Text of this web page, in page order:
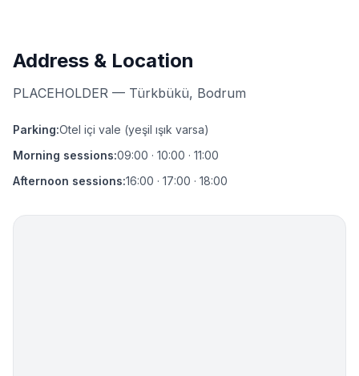
Address & Location
PLACEHOLDER — Türkbükü, Bodrum
Parking:Otel içi vale (yeşil ışık varsa)
Morning sessions:09:00 · 10:00 · 11:00
Afternoon sessions:16:00 · 17:00 · 18:00